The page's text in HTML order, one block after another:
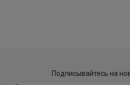
Подписывайтесь на